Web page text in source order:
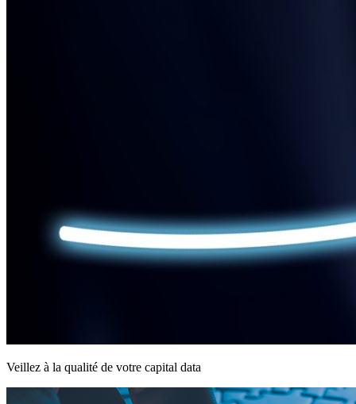
Veillez à la qualité de votre capital data